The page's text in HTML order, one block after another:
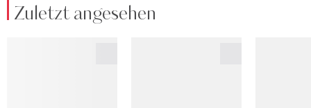
Zuletzt angesehen